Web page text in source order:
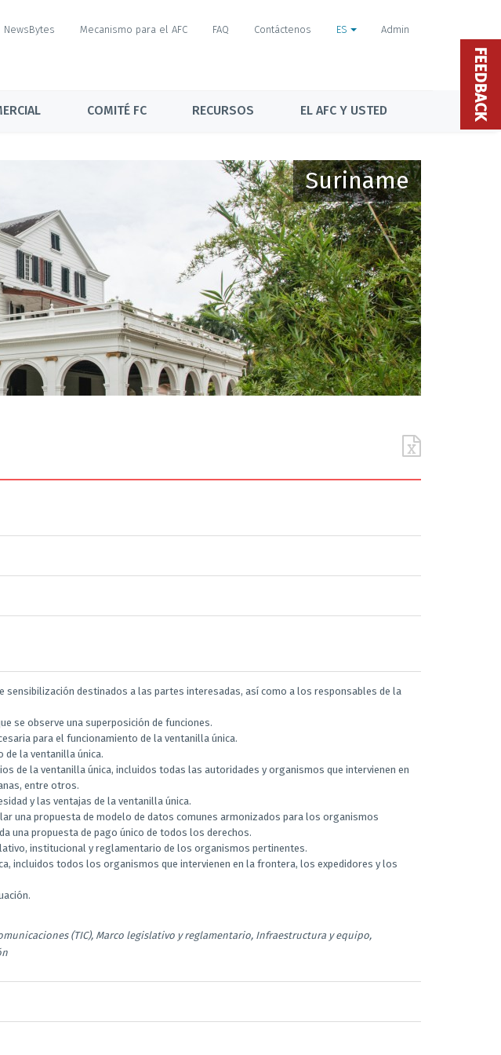
NewsBytes Mecanismo para el AFC FAQ Contáctenos ES Admin
COMITÉ FC RECURSOS EL AFC Y USTED
Suriname
sensibilización destinados a las partes interesadas, así como a los responsables de la
se observe una superposición de funciones.
para el funcionamiento de la ventanilla única.
de la ventanilla única.
de la ventanilla única, incluidos todas las autoridades y organismos que intervienen en
entre otros.
y las ventajas de la ventanilla única.
una propuesta de modelo de datos comunes armonizados para los organismos
una propuesta de pago único de todos los derechos.
institucional y reglamentario de los organismos pertinentes.
incluidos todos los organismos que intervienen en la frontera, los expedidores y los
(TIC), Marco legislativo y reglamentario, Infraestructura y equipo,
FEEDBACK